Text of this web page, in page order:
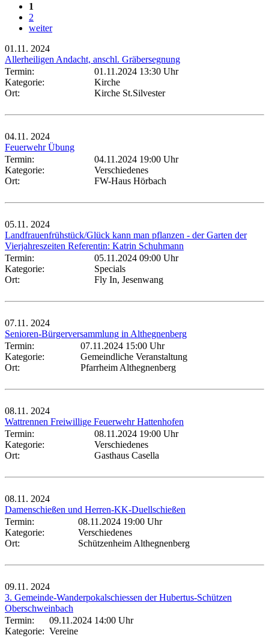
1
2
weiter
01.11. 2024
Allerheiligen Andacht, anschl. Gräbersegnung
Termin:
01.11.2024 13:30 Uhr
Kategorie:
Kirche
Ort:
Kirche St.Silvester
04.11. 2024
Feuerwehr Übung
Termin:
04.11.2024 19:00 Uhr
Kategorie:
Verschiedenes
Ort:
FW-Haus Hörbach
05.11. 2024
Landfrauenfrühstück/Glück kann man pflanzen - der Garten der
Vierjahreszeiten Referentin: Katrin Schuhmann
Termin:
05.11.2024 09:00 Uhr
Kategorie:
Specials
Ort:
Fly In, Jesenwang
07.11. 2024
Senioren-Bürgerversammlung in Althegnenberg
Termin:
07.11.2024 15:00 Uhr
Kategorie:
Gemeindliche Veranstaltung
Ort:
Pfarrheim Althegnenberg
08.11. 2024
Wattrennen Freiwillige Feuerwehr Hattenhofen
Termin:
08.11.2024 19:00 Uhr
Kategorie:
Verschiedenes
Ort:
Gasthaus Casella
08.11. 2024
Damenschießen und Herren-KK-Duellschießen
Termin:
08.11.2024 19:00 Uhr
Kategorie:
Verschiedenes
Ort:
Schützenheim Althegnenberg
09.11. 2024
3. Gemeinde-Wanderpokalschiessen der Hubertus-Schützen
Oberschweinbach
Termin:
09.11.2024 14:00 Uhr
Kategorie: Vereine